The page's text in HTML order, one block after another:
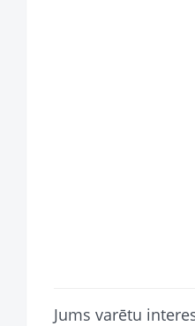
Jums varētu